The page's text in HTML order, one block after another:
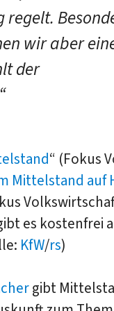
wir aber
der
“ (Fokus
Mittelstand auf
es kostenfrei
KfW/rs)
gibt